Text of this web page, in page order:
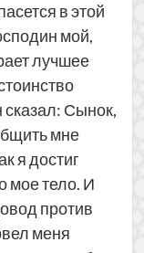
в этой
мой,
лучшее
Сынок,
мне
я достиг
мое тело. И
против
меня